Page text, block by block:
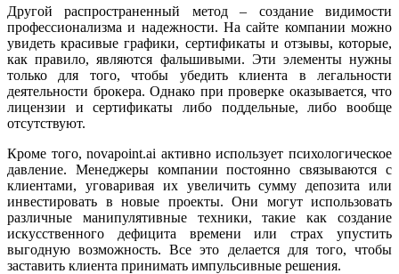
Другой распространенный метод – создание видимости
профессионализма и надежности. На сайте компании можно
увидеть красивые графики, сертификаты и отзывы, которые,
как правило, являются фальшивыми. Эти элементы нужны
только для того, чтобы убедить клиента в легальности
деятельности брокера. Однако при проверке оказывается, что
лицензии и сертификаты либо поддельные, либо вообще
отсутствуют.
Кроме того, novapoint.ai активно использует психологическое
давление. Менеджеры компании постоянно связываются с
клиентами, уговаривая их увеличить сумму депозита или
инвестировать в новые проекты. Они могут использовать
различные манипулятивные техники, такие как создание
искусственного дефицита времени или страх упустить
выгодную возможность. Все это делается для того, чтобы
заставить клиента принимать импульсивные решения.